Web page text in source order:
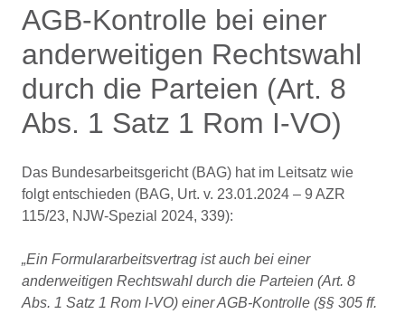
AGB-Kontrolle bei einer
anderweitigen Rechtswahl
durch die Parteien (Art. 8
Abs. 1 Satz 1 Rom I-VO)
Das Bundesarbeitsgericht (BAG) hat im Leitsatz wie
folgt entschieden (BAG, Urt. v. 23.01.2024 – 9 AZR
115/23, NJW-Spezial 2024, 339):
„Ein Formulararbeitsvertrag ist auch bei einer
anderweitigen Rechtswahl durch die Parteien (Art. 8
Abs. 1 Satz 1 Rom I-VO) einer AGB-Kontrolle (§§ 305 ff.